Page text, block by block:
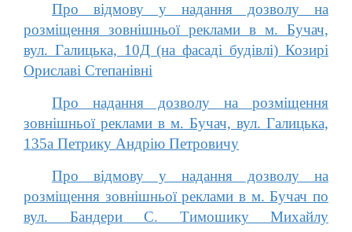
Про відмову у надання дозволу на
розміщення зовнішньої реклами в м. Бучач,
вул. Галицька, 10Д (на фасаді будівлі) Козирі
Ориславі Степанівні
Про надання дозволу на розміщення
зовнішньої реклами в м. Бучач, вул. Галицька,
135а Петрику Андрію Петровичу
Про відмову у надання дозволу на
розміщення зовнішньої реклами в м. Бучач по
вул. Бандери С. Тимошику Михайлу